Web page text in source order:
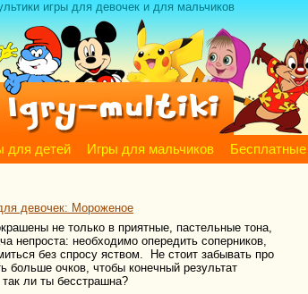
игры для девочек и для мальчиков
для детей Игры для мальчиков
девочек: Мороженое
не только в приятные, пастельные тона,
необходимо опередить соперников,
без спросу яством. Не стоит забывать про
больше очков, чтобы конечный результат
ли ты бесстрашна?